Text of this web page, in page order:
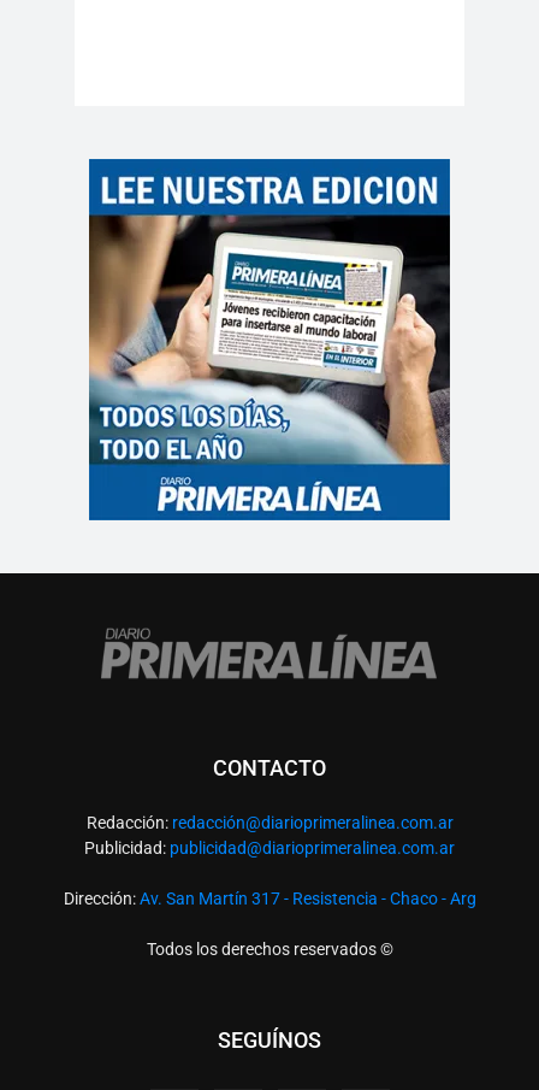
CONTACTO
Redacción: redacción@diarioprimeralinea.com.ar
Publicidad: publicidad@diarioprimeralinea.com.ar
Dirección:Av. San Martín 317 - Resistencia - Chaco - Arg
Todos los derechos reservados ©
SEGUÍNOS